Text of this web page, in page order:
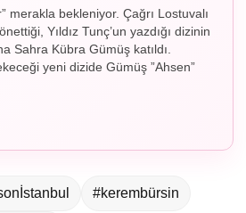
merakla bekleniyor. Çağrı Lostuvalı
Yıldız Tunç’un yazdığı dizinin
Sahra Kübra Gümüş katıldı.
yeni dizide Gümüş ”Ahsen”
#kerembürsin